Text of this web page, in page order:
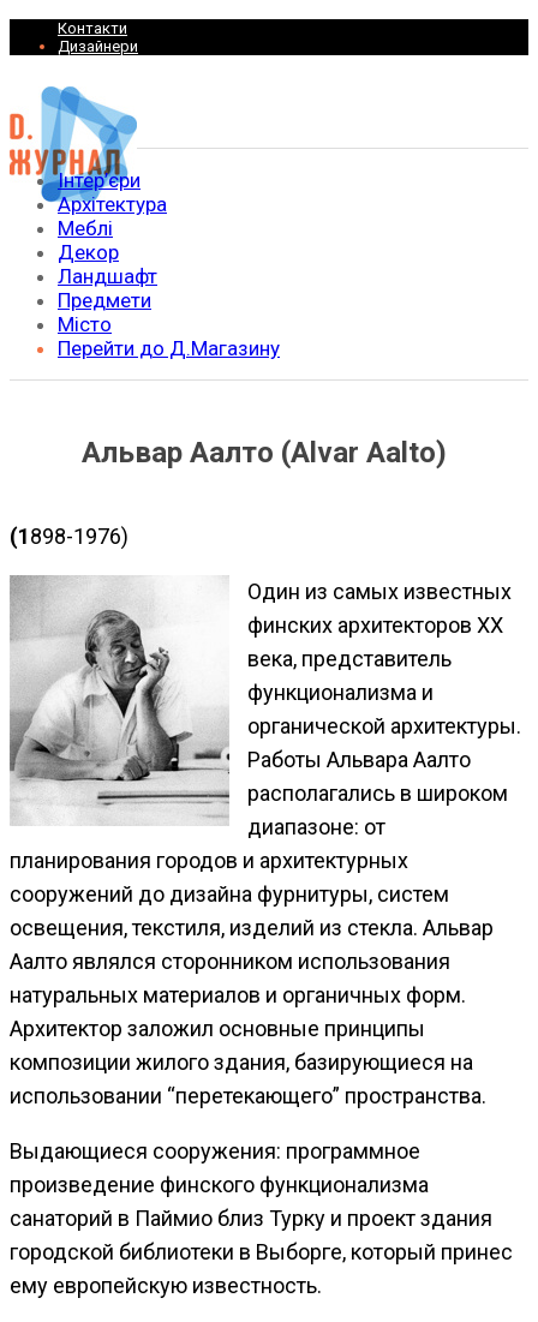
Контакти
Дизайнери
Інтер’єри
Архітектура
Меблі
Декор
Ландшафт
Предмети
Місто
Перейти до Д.Магазину
Альвар Аалто (Alvar Aalto)
(1898-1976)
Один из самых известных
финских архитекторов XX
века, представитель
функционализма и
органической архитектуры.
Работы Альвара Аалто
располагались в широком
диапазоне: от
планирования городов и архитектурных
сооружений до дизайна фурнитуры, систем
освещения, текстиля, изделий из стекла. Альвар
Аалто являлся сторонником использования
натуральных материалов и органичных форм.
Архитектор заложил основные принципы
композиции жилого здания, базирующиеся на
использовании “перетекающего” пространства.
Выдающиеся сооружения: программное
произведение финского функционализма
санаторий в Паймио близ Турку и проект здания
городской библиотеки в Выборге, который принес
ему европейскую известность.